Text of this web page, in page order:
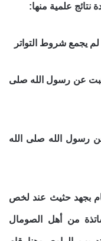
نتائج علمية منها:
ثبت عن رسول الله صلى
رسول الله صلى الله
بجهد حثيث عند لخص
من أهل الصومال